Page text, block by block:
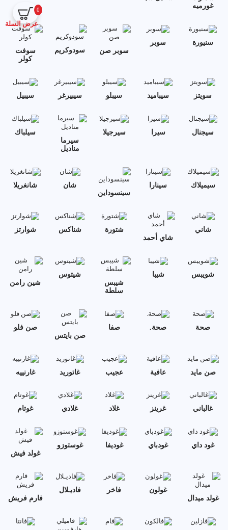
0
عرض السلة
غورميه
سنيورة
سوبر
سوبر صن
سودوكريم
سوفت
كولر
سويتز سيباميد سيبلو سيبيرغر سيبيل
سيجنال سيرا
سيرجيلا
سيرما
مناديل
سيلباك
سيميلاك
سينارا
سينسوداين
شان شانغريلا
شاني
شاي أحمد
شتورة شناكس شوارتز
شويبس
شيبا
شيبس
سلطة
شيتوس
شين رامن
صحة صحة.
صفا
صن بايتس
صن فلو
صن مايد عافية عجيب غاتوريد غارنييه
غالباني غرينز غلاد غلادي غوتام
غود داي غودباي غوديفا
غوستوزو
غولد فيش
غولد ميدال
غولون فاخر
فاديـلال
فارم فريش